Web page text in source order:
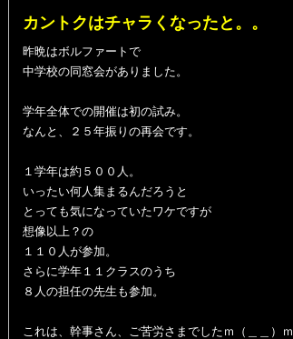
カントクはチャラくなったと。。
昨晩はボルファートで
中学校の同窓会がありました。
学年全体での開催は初の試み。
なんと、２５年振りの再会です。
１学年は約５００人。
いったい何人集まるんだろうと
とっても気になっていたワケですが
想像以上？の
１１０人が参加。
さらに学年１１クラスのうち
８人の担任の先生も参加。
これは、幹事さん、ご苦労さまでしたｍ（＿＿）ｍ